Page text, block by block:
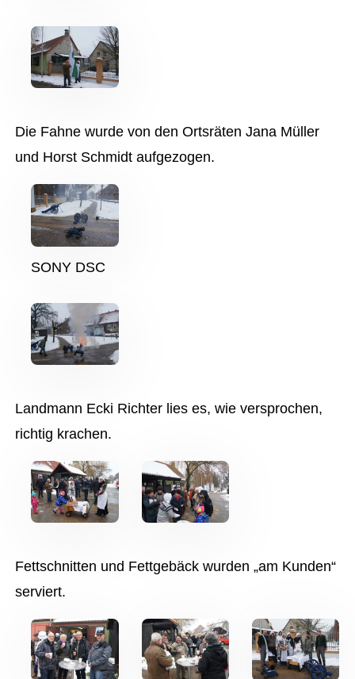
Die Fahne wurde von den Ortsräten Jana Müller
und Horst Schmidt aufgezogen.
SONY DSC
Landmann Ecki Richter lies es, wie versprochen,
richtig krachen.
Fettschnitten und Fettgebäck wurden „am Kunden“
serviert.